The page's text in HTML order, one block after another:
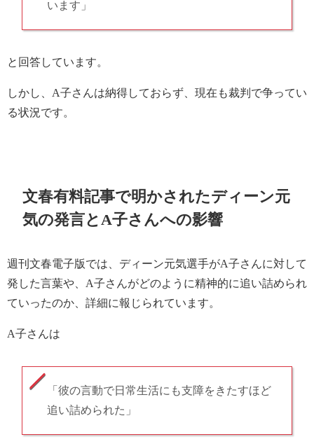
います」
と回答しています。
しかし、A子さんは納得しておらず、現在も裁判で争ってい
る状況です。
文春有料記事で明かされたディーン元
気の発言とA子さんへの影響
週刊文春電子版では、ディーン元気選手がA子さんに対して
発した言葉や、A子さんがどのように精神的に追い詰められ
ていったのか、詳細に報じられています。
A子さんは
「彼の言動で日常生活にも支障をきたすほど
追い詰められた」